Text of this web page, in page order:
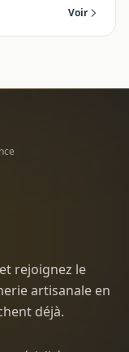
Voir
rejoignez le
artisanale en
déjà.